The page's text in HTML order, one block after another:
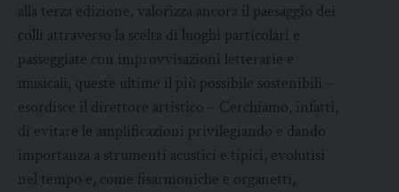
alla terza edizione, valorizza ancora il paesaggio dei
colli attraverso la scelta di luoghi particolari e
passeggiate con improvvisazioni letterarie e
musicali, queste ultime il più possibile sostenibili –
esordisce il direttore artistico – Cerchiamo, infatti,
di evitare le amplificazioni privilegiando e dando
importanza a strumenti acustici e tipici, evolutisi
nel tempo e, come fisarmoniche e organetti,